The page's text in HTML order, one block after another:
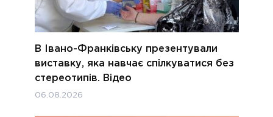
В Івано-Франківську презентували
виставку, яка навчає спілкуватися без
стереотипів. Відео
06.08.2026